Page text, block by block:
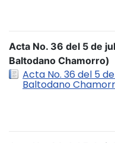
Acta No. 36 del 5 de
Baltodano Chamorro)
Acta No. 36 del 5
Baltodano